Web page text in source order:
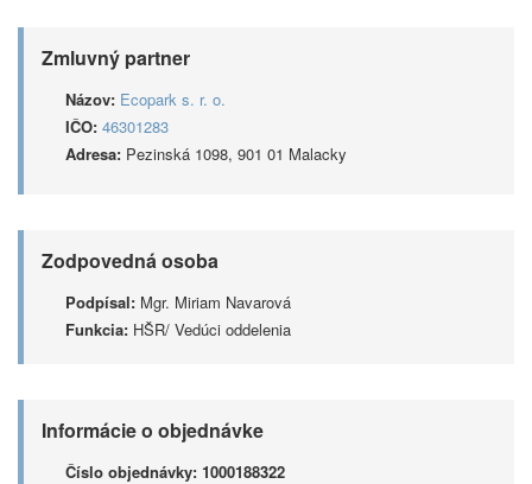
Zmluvný partner
Názov: Ecopark s. r. o.
IČO: 46301283
Adresa: Pezinská 1098, 901 01 Malacky
Zodpovedná osoba
Podpísal: Mgr. Miriam Navarová
Funkcia: HŠR/ Vedúci oddelenia
Informácie o objednávke
Číslo objednávky: 1000188322